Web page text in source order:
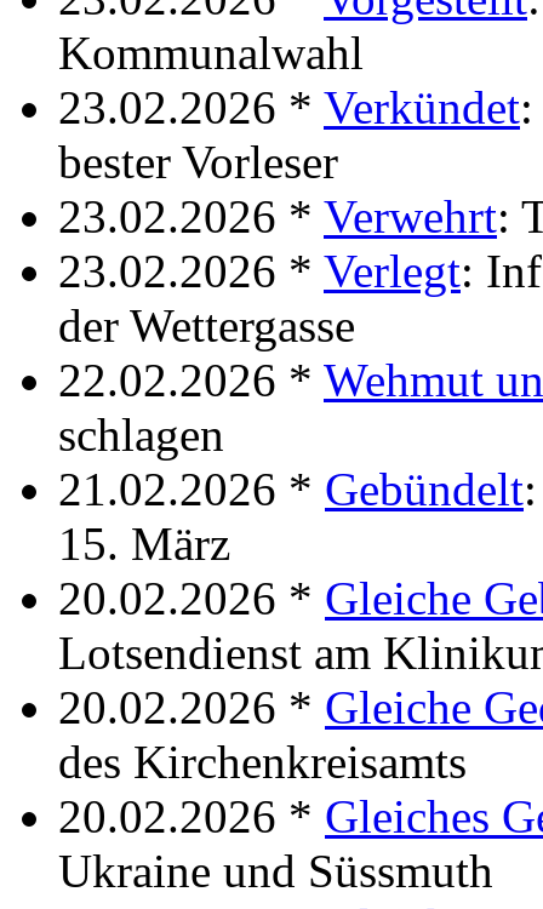
Kommunalwahl
23.02.2026 * Verkündet
bester Vorleser
23.02.2026 * Verwehrt:
23.02.2026 * Verlegt:
der Wettergasse
22.02.2026 * Wehmut
schlagen
21.02.2026 * Gebündelt
15. März
20.02.2026 * Gleiche
Lotsendienst am
20.02.2026 * Gleiche
des Kirchenkreisamts
20.02.2026 * Gleiches
Ukraine und Süssmuth